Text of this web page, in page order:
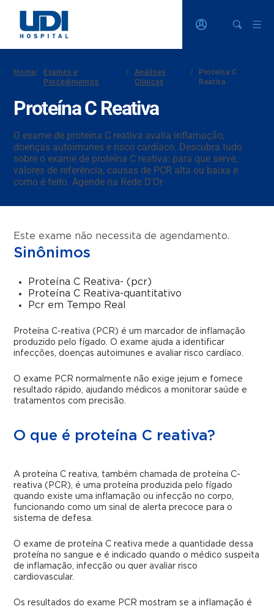
Home/
Exames e
Procedimentos
/
Análises
Clínicas
/
Proteína C
Reativa
Proteína C Reativa
O exame de proteína C reativa avalia inflamação,
doenças autoimunes e risco cardíaco. Descubra tudo
sobre o exame de proteína C reativa: para que serve,
valores de referência, causas de PCR alta ou baixa e
como é feito. Agende na Rede D’Or
Este exame não necessita de agendamento.
Sinônimos
Proteína C Reativa- (pcr)
Proteína C Reativa-quantitativo
Pcr em Tempo Real
Proteína C-reativa (PCR) é um marcador de inflamação
produzido pelo fígado. O exame ajuda a identificar
infecções, doenças autoimunes e avaliar risco cardíaco.
O exame PCR normalmente não exige jejum e fornece
resultado rápido, ajudando médicos a monitorar saúde e
tratamentos com precisão.
O que é proteína C reativa?
A proteína C reativa, também chamada de proteína C-
reativa (PCR), é uma proteína produzida pelo fígado
quando existe uma inflamação ou infecção no corpo,
funcionando como um sinal de alerta precoce para o
sistema de defesa.
O exame de proteína C reativa mede a quantidade dessa
proteína no sangue e é indicado quando o médico suspeita
de inflamação, infecção ou quer avaliar risco
cardiovascular.
Os resultados do exame PCR mostram se a inflamação é